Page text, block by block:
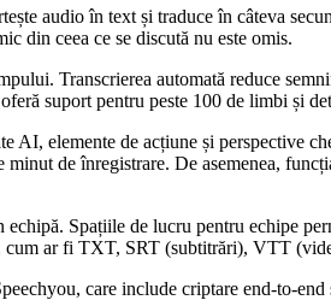
audio în text și traduce în câteva
din ceea ce se discută nu este omis.
Transcrierea automată reduce
suport pentru peste 100 de limbi și
AI, elemente de acțiune și perspective
de înregistrare. De asemenea,
Spațiile de lucru pentru echipe
ar fi TXT, SRT (subtitrări), VTT
care include criptare end-to-